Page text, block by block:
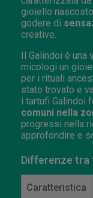
gioiello
godere di
creative.
Il Galindoi è una
micologi un
per i rituali
stato trovato e
i tartufi Galindoi
comuni nella
progressi nella
approfondire e
Differenze tra
Caratteristica